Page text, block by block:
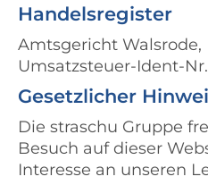
Handelsregister
Amtsgericht Walsrode,
Umsatzsteuer-Ident-
Gesetzlicher
Die straschu Gruppe
Besuch auf dieser
Interesse an unseren